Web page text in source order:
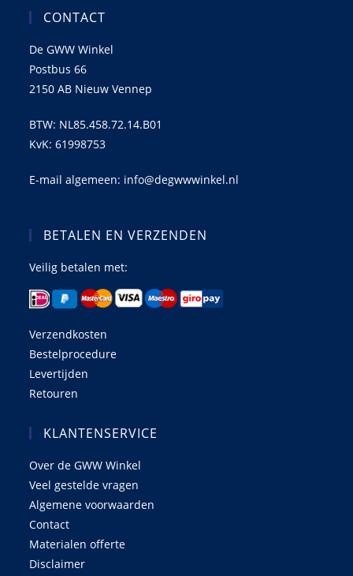
CONTACT
De GWW Winkel
Postbus 66
2150 AB Nieuw Vennep
BTW: NL85.458.72.14.B01
KvK: 61998753
E-mail algemeen: info@degwwwinkel.nl
BETALEN EN VERZENDEN
Veilig betalen met:
Verzendkosten
Bestelprocedure
Levertijden
Retouren
KLANTENSERVICE
Over de GWW Winkel
Veel gestelde vragen
Algemene voorwaarden
Contact
Materialen offerte
Disclaimer